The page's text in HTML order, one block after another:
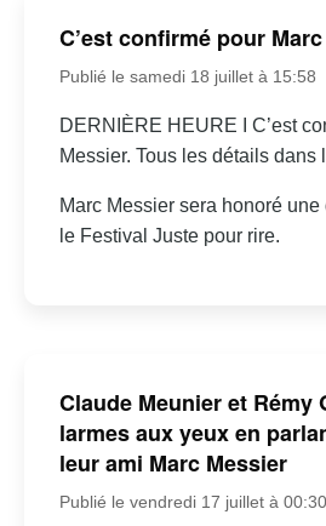
C’est confirmé pour
Publié le samedi 18 juillet à 15:58
DERNIÈRE HEURE I C’est
Messier. Tous les détails dans
Marc Messier sera honoré
le Festival Juste pour rire.
Claude Meunier et Rémy
larmes aux yeux en
leur ami Marc Messier
Publié le vendredi 17 juillet à 00:30